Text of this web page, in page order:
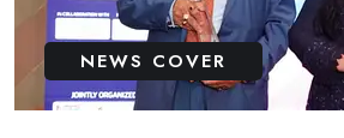
NEWS COVER